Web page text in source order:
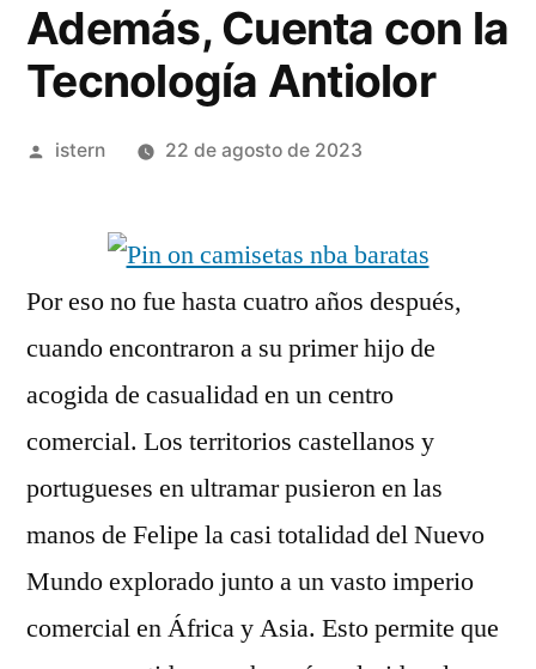
Además, Cuenta con la
Tecnología Antiolor
Publicado
istern 22 de agosto de 2023
Por eso no fue hasta cuatro años después,
cuando encontraron a su primer hijo de
acogida de casualidad en un centro
comercial. Los territorios castellanos y
portugueses en ultramar pusieron en las
manos de Felipe la casi totalidad del Nuevo
Mundo explorado junto a un vasto imperio
comercial en África y Asia. Esto permite que